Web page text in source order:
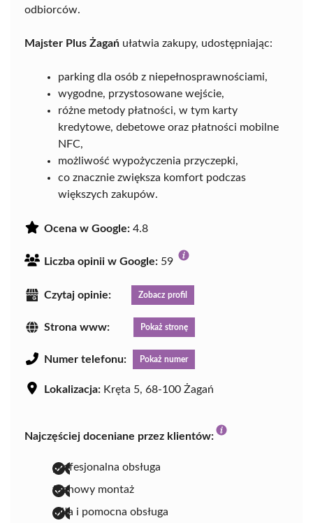
odbiorców.
Majster Plus Żagań ułatwia zakupy, udostępniając:
parking dla osób z niepełnosprawnościami,
wygodne, przystosowane wejście,
różne metody płatności, w tym karty
kredytowe, debetowe oraz płatności mobilne
NFC,
możliwość wypożyczenia przyczepki,
co znacznie zwiększa komfort podczas
większych zakupów.
Ocena w Google: 4.8
Liczba opinii w Google: 59
Czytaj opinie: Zobacz profil
Strona www: Pokaż stronę
Numer telefonu: Pokaż numer
Lokalizacja: Kręta 5, 68-100 Żagań
Najczęściej doceniane przez klientów:
profesjonalna obsługa
fachowy montaż
miła i pomocna obsługa